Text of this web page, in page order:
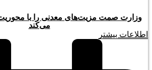
وزارت صمت مزیت‌های معدنی را با محوریت
می‌کند
اطلاعات بیشتر